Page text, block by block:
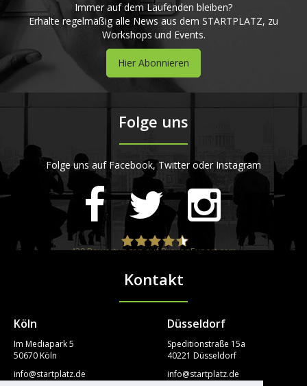
Immer auf dem Laufenden bleiben?
Erhalte regelmäßig alle News aus dem STARTPLATZ, zu
Workshops und Events.
Hier Abonnieren
Folge uns
Folge uns auf Facebook, Twitter oder Instagram
STARTPLATZ
420Bewertungen auf ProvenExpert.com
Kontakt
Köln
Im Mediapark 5
50670 Köln
info@startplatz.de
Düsseldorf
Speditionstraße 15a
40221 Düsseldorf
info@startplatz.de